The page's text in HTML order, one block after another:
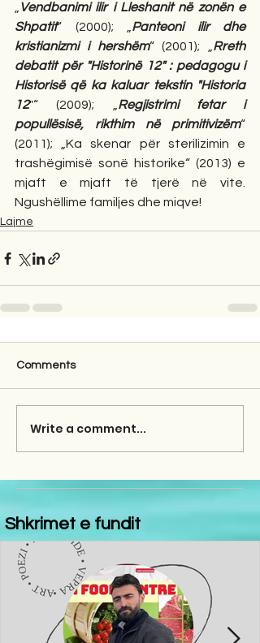
Vendbanimi ilir i Lleshanit në zonën e
Shpatit“ (2000); „ Panteoni ilir dhe
kristianizmi i hershëm“ (2001); „ Rreth
debatit për "Historinë 12" : pedagogu i
Historisë që ka kaluar tekstin "Historia
12"“ (2009); „ Regjistrimi fetar i
popullësisë, rikthim në primitivizëm“
(2011); „Ka skenar për sterilizimin e
trashëgimisë sonë historike“ (2013) e
mjaft e mjaft të tjerë në vite.
Ngushëllime familjes dhe miqve!
Lajme
Comments
Write a comment...
Shkrimet e fundit